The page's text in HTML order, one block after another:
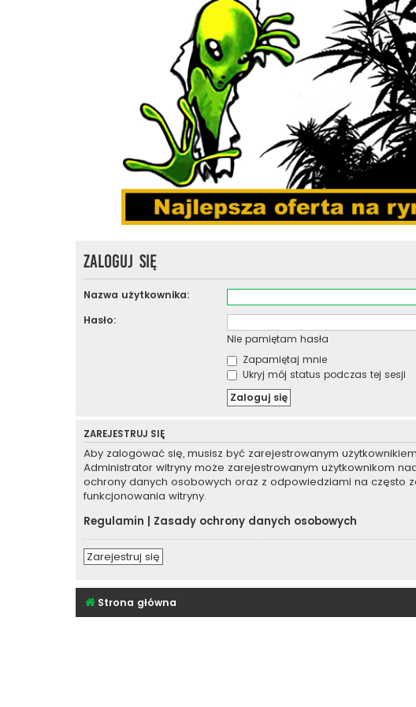
Zaloguj się
Nazwa użytkownika:
Hasło:
Nie pamiętam hasła
Zapamiętaj mnie
Ukryj mój status podczas tej sesji
ZAREJESTRUJ SIĘ
Aby zalogować się, musisz być zarejestrowanym
Administrator witryny może zarejestrowanym użytkownikom
ochrony danych osobowych oraz z odpowiedziami na często
funkcjonowania witryny.
Regulamin | Zasady ochrony danych osobowych
Zarejestruj się
Strona główna